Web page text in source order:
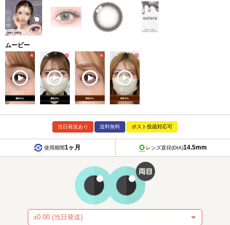
ムービー
当日発送あり 送料無料 ポスト投函対応可
使用期間1ヶ月 レンズ直径(DIA)14.5mm